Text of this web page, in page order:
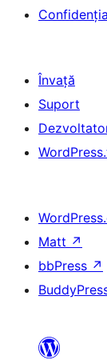
Învață
Suport
Matt ↗
bbPress ↗